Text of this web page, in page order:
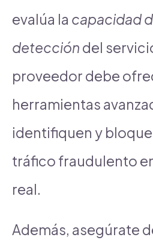
evalúa la capacidad
detección del
proveedor debe
herramientas
identifiquen y
tráfico fraudulento
real.
Además, asegúrate